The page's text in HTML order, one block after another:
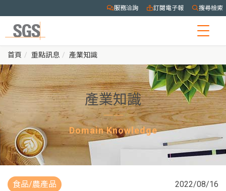
服務洽詢 訂閱電子報 搜尋檢索
首頁 重點訊息 產業知識
產業知識
Domain Knowledge
食品/農產品 2022/08/16